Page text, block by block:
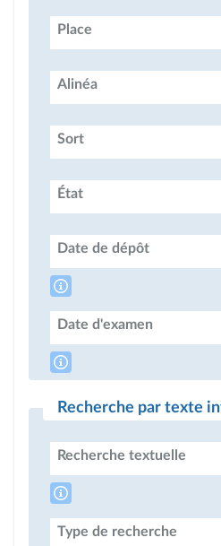
Place
Alinéa
Sort
État
Date de dépôt
Date d'examen
Recherche par texte
Recherche textuelle
Type de recherche